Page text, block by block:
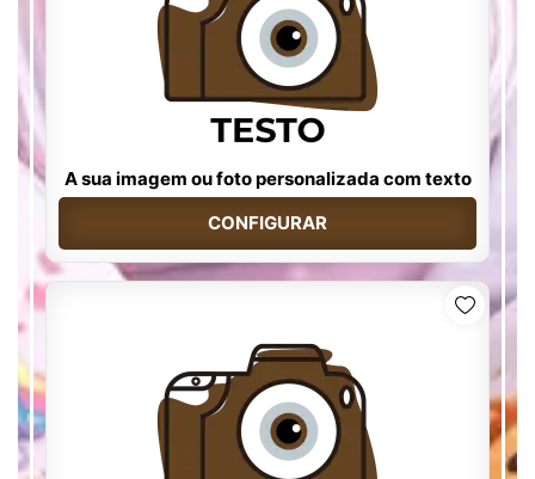
A sua imagem ou foto personalizada com texto
CONFIGURAR